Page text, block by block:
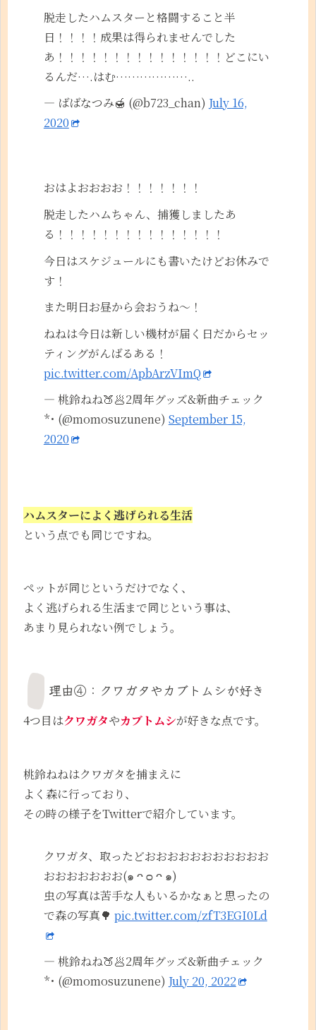
脱走したハムスターと格闘すること半
日！！！！成果は得られませんでした
あ！！！！！！！！！！！！！！！どこにい
るんだ….はむ………………..
— ばばなつみ🍯 (@b723_chan) July 16,
2020
おはよおおおお！！！！！！！
脱走したハムちゃん、捕獲しましたあ
る！！！！！！！！！！！！！！！
今日はスケジュールにも書いたけどお休みで
す！
また明日お昼から会おうね〜！
ねねは今日は新しい機材が届く日だからセッ
ティングがんばるある！
pic.twitter.com/ApbArzVImQ
— 桃鈴ねね🍑🥟2周年グッズ&新曲チェック
*･ (@momosuzunene) September 15,
2020
ハムスターによく逃げられる生活
という点でも同じですね。
ペットが同じというだけでなく、
よく逃げられる生活まで同じという事は、
あまり見られない例でしょう。
理由④：クワガタやカブトムシが好き
4つ目はクワガタやカブトムシが好きな点です。
桃鈴ねねはクワガタを捕まえに
よく森に行っており、
その時の様子をTwitterで紹介しています。
クワガタ、取ったどおおおおおおおおおおお
おおおおおおお(๑ ᴖ ᴑ ᴖ ๑)
虫の写真は苦手な人もいるかなぁと思ったの
で森の写真🌳 pic.twitter.com/zfT3EGI0Ld
— 桃鈴ねね🍑🥟2周年グッズ&新曲チェック
*･ (@momosuzunene) July 20, 2022